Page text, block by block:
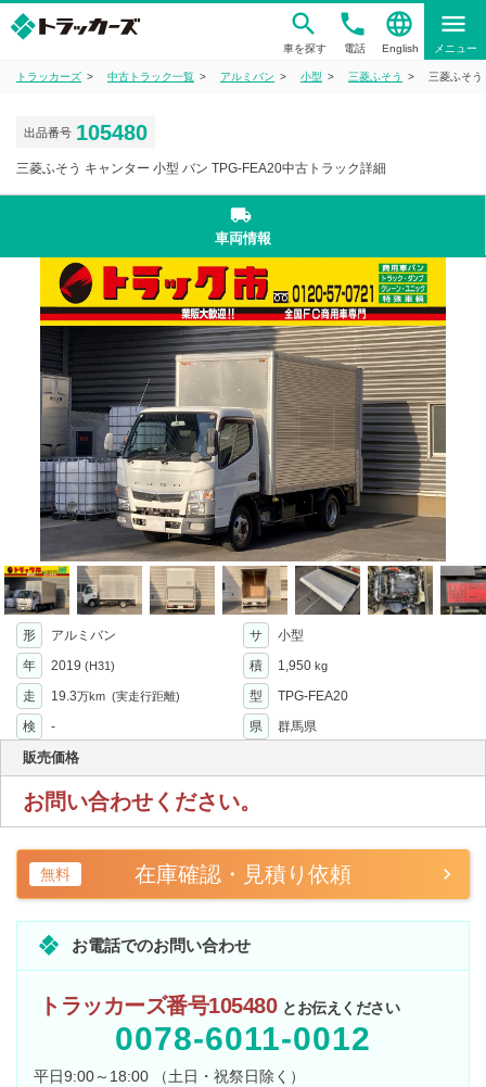
車を探す
phone
電話
language
English
menu
メニュー
トラッカーズ 中古トラック一覧 アルミバン 小型 三菱ふそう 三菱ふそ
出品番号 105480
三菱ふそう キャンター 小型 バン TPG-FEA20中古トラック詳細
local_shipping
車両情報
形 アルミバン サ
小型
年
2019 (H31) 積 1,950 kg
走 19.3万km (実走行距離) 型
TPG-FEA20
検
- 県 群馬県
販売価格
お問い合わせください。
無料 在庫確認・見積り依頼
お電話でのお問い合わせ
トラッカーズ番号105480 とお伝えください
0078-6011-0012
平日9:00～18:00 （土日・祝祭日除く）